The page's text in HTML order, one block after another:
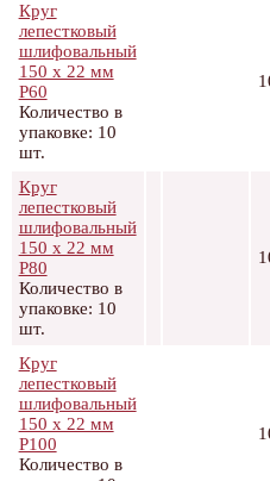
Круг
лепестковый
шлифовальный
150 х 22 мм
Р60
Количество в
упаковке: 10
шт.
Круг
лепестковый
шлифовальный
150 х 22 мм
Р80
Количество в
упаковке: 10
шт.
Круг
лепестковый
шлифовальный
150 х 22 мм
Р100
Количество в